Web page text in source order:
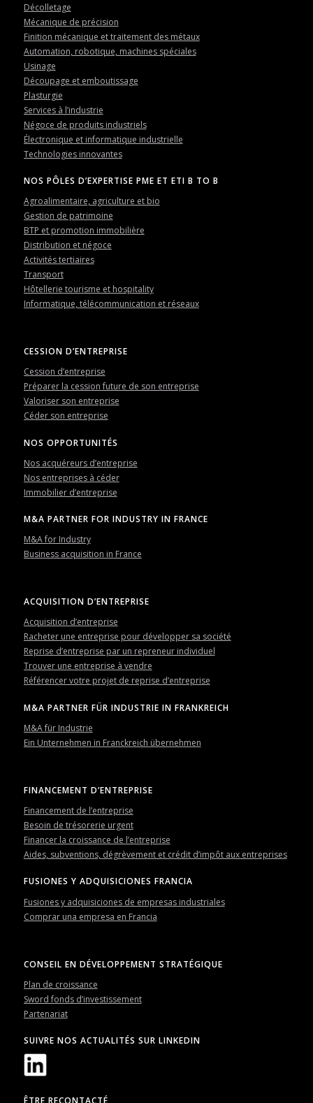
Décolletage
Mécanique de précision
Finition mécanique et traitement des métaux
Automation, robotique, machines spéciales
Usinage
Découpage et emboutissage
Plasturgie
Services à l’industrie
Négoce de produits industriels
Électronique et informatique industrielle
Technologies innovantes
NOS PÔLES D’EXPERTISE PME ET ETI B TO B
Agroalimentaire, agriculture et bio
Gestion de patrimoine
BTP et promotion immobilière
Distribution et négoce
Activités tertiaires
Transport
Hôtellerie tourisme et hospitality
Informatique, télécommunication et réseaux
CESSION D’ENTREPRISE
Cession d’entreprise
Préparer la cession future de son entreprise
Valoriser son entreprise
Céder son entreprise
NOS OPPORTUNITÉS
Nos acquéreurs d’entreprise
Nos entreprises à céder
Immobilier d’entreprise
M&A PARTNER FOR INDUSTRY IN FRANCE
M&A for Industry
Business acquisition in France
ACQUISITION D’ENTREPRISE
Acquisition d’entreprise
Racheter une entreprise pour développer sa société
Reprise d’entreprise par un repreneur individuel
Trouver une entreprise à vendre
Référencer votre projet de reprise d’entreprise
M&A PARTNER FÜR INDUSTRIE IN FRANKREICH
M&A für Industrie
Ein Unternehmen in Franckreich übernehmen
FINANCEMENT D’ENTREPRISE
Financement de l’entreprise
Besoin de trésorerie urgent
Financer la croissance de l’entreprise
Aides, subventions, dégrèvement et crédit d’impôt aux entreprises
FUSIONES Y ADQUISICIONES FRANCIA
Fusiones y adquisiciones de empresas industriales
Comprar una empresa en Francia
CONSEIL EN DÉVELOPPEMENT STRATÉGIQUE
Plan de croissance
Sword fonds d’investissement
Partenariat
SUIVRE NOS ACTUALITÉS SUR LINKEDIN
ÊTRE RECONTACTÉ